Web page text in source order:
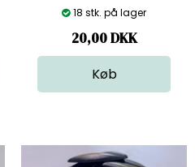
18 stk. på lager
20,00DKK